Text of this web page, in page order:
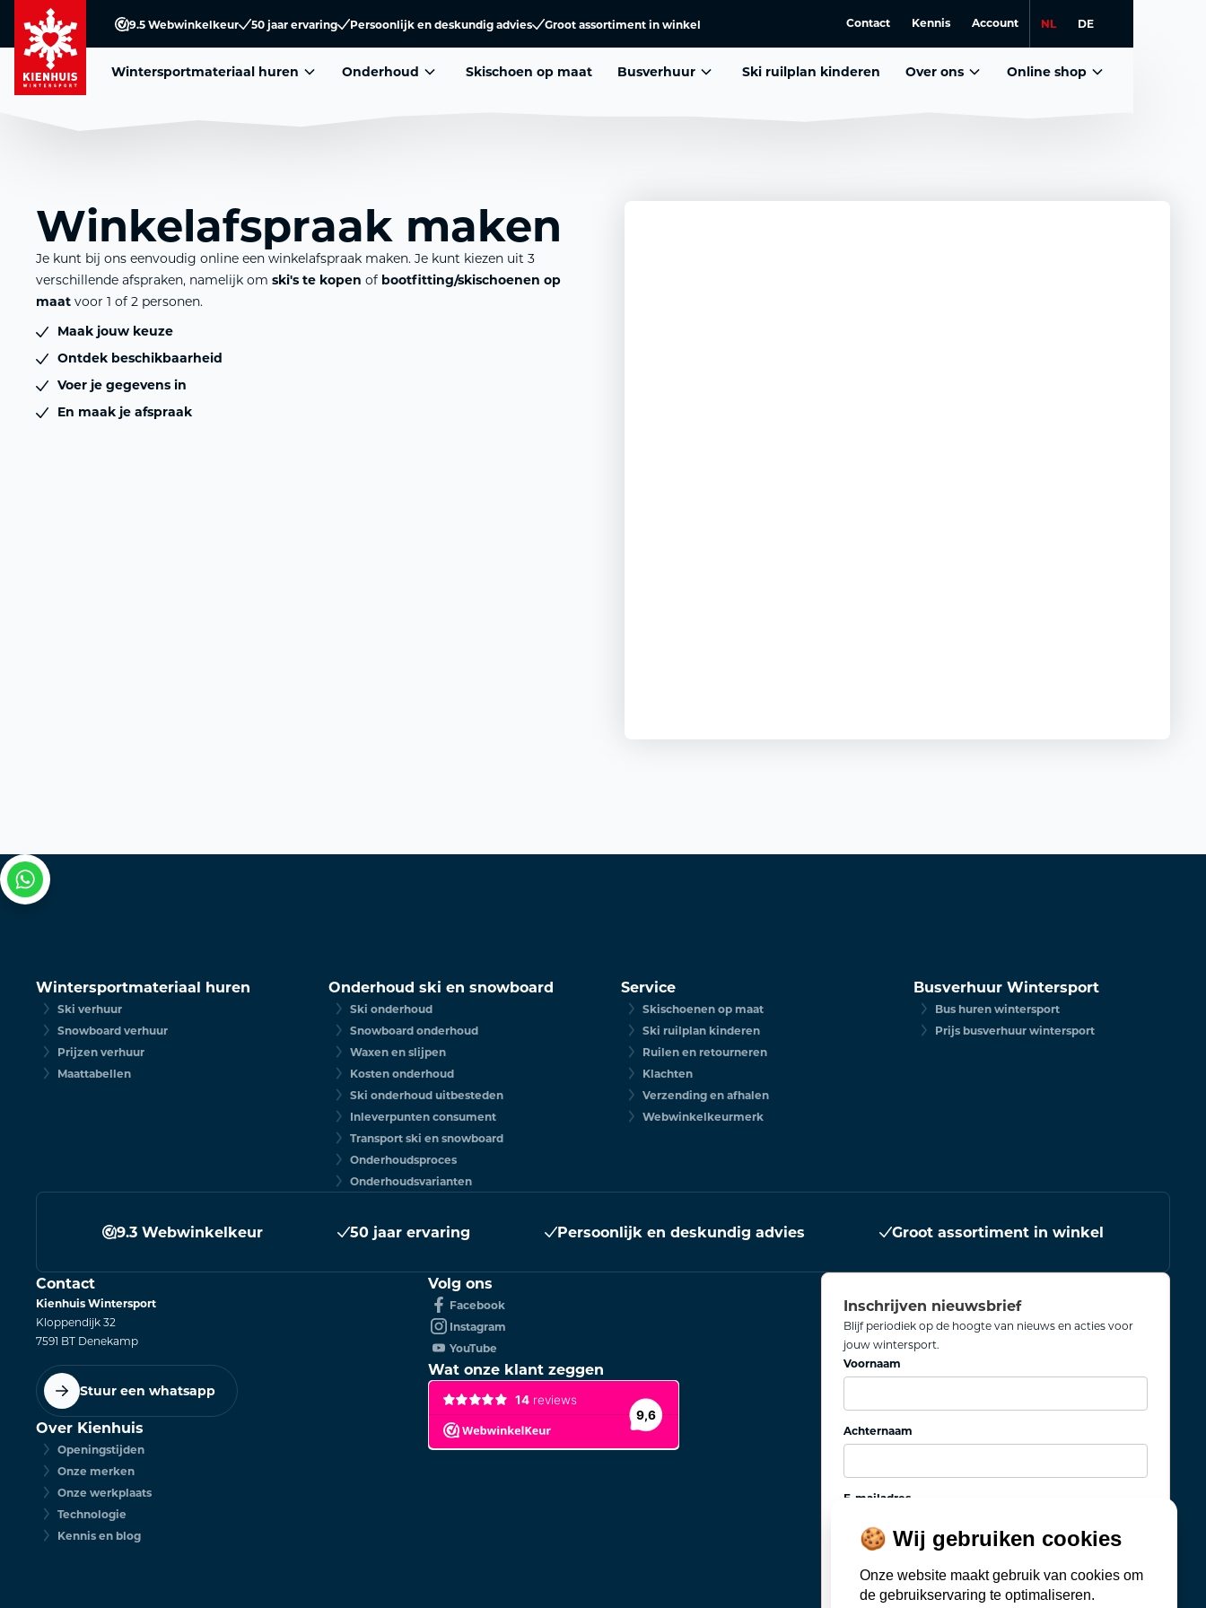
9.5 Webwinkelkeur 50 jaar ervaring Persoonlijk en deskundig advies Groot assortiment in winkel Contact Kennis Account NL DE
Wintersportmateriaal huren Onderhoud Skischoen op maat Busverhuur Ski ruilplan kinderen Over ons Online shop
Winkelafspraak maken
Je kunt bij ons eenvoudig online een winkelafspraak maken. Je kunt kiezen uit 3
verschillende afspraken, namelijk om ski's te kopen of bootfitting/skischoenen op
maat voor 1 of 2 personen.
Maak jouw keuze
Ontdek beschikbaarheid
Voer je gegevens in
En maak je afspraak
Wintersportmateriaal huren
Ski verhuur
Snowboard verhuur
Prijzen verhuur
Maattabellen
Onderhoud ski en snowboard
Ski onderhoud
Snowboard onderhoud
Waxen en slijpen
Kosten onderhoud
Ski onderhoud uitbesteden
Inleverpunten consument
Transport ski en snowboard
Onderhoudsproces
Onderhoudsvarianten
Service
Skischoenen op maat
Ski ruilplan kinderen
Ruilen en retourneren
Klachten
Verzending en afhalen
Webwinkelkeurmerk
Busverhuur Wintersport
Bus huren wintersport
Prijs busverhuur wintersport
9.3 Webwinkelkeur 50 jaar ervaring Persoonlijk en deskundig advies Groot assortiment in winkel
Contact
Kienhuis Wintersport
Kloppendijk 32
7591 BT Denekamp
Stuur een whatsapp
Over Kienhuis
Openingstijden
Onze merken
Onze werkplaats
Technologie
Kennis en blog
Volg ons
Facebook
Instagram
YouTube
Wat onze klant zeggen
Inschrijven nieuwsbrief
Blijf periodiek op de hoogte van nieuws en acties voor
jouw wintersport.
Voornaam
Achternaam
E-mailadres
🍪 Wij gebruiken cookies
Onze website maakt gebruik van cookies om
de gebruikservaring te optimaliseren.